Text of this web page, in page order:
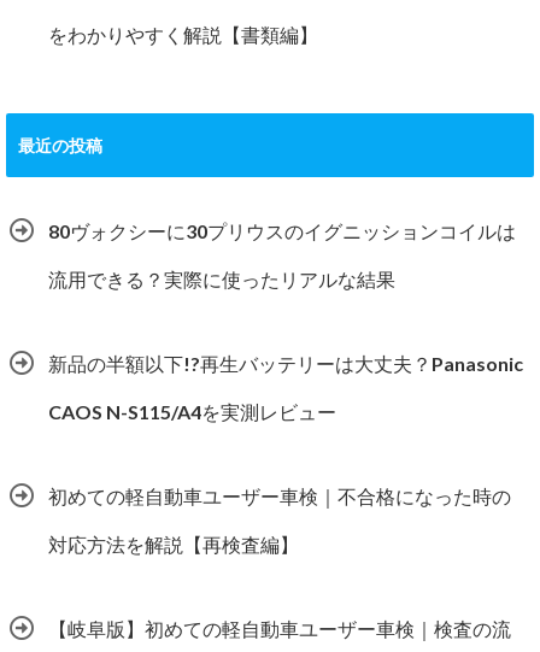
をわかりやすく解説【書類編】
最近の投稿
80ヴォクシーに30プリウスのイグニッションコイルは
流用できる？実際に使ったリアルな結果
新品の半額以下!?再生バッテリーは大丈夫？Panasonic
CAOS N-S115/A4を実測レビュー
初めての軽自動車ユーザー車検｜不合格になった時の
対応方法を解説【再検査編】
【岐阜版】初めての軽自動車ユーザー車検｜検査の流